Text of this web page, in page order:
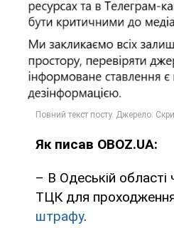
Як писав OBOZ.UA:
– В Одеській області
ТЦК для проходження
штрафу.